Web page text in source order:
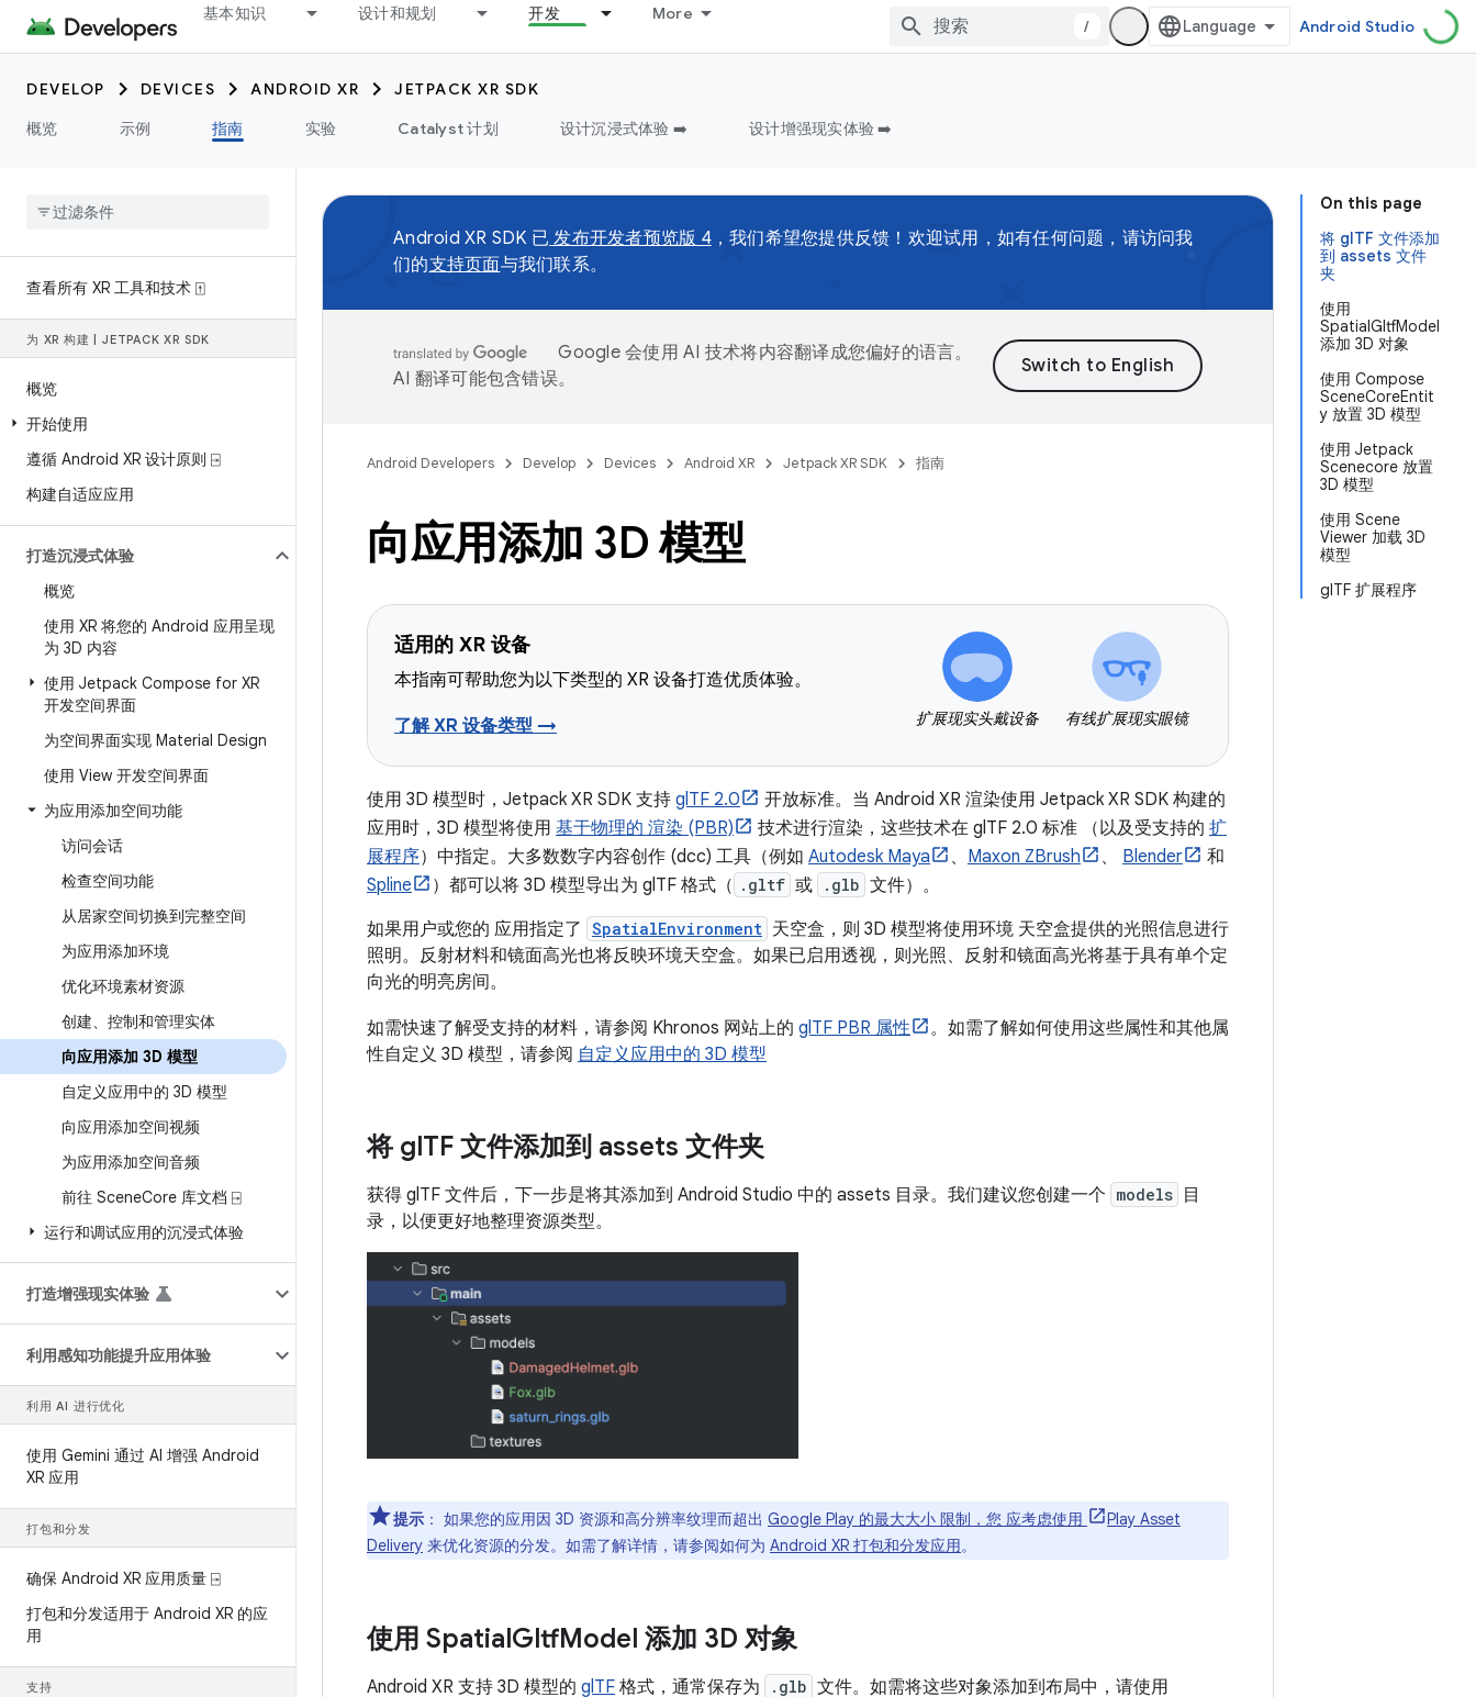
基本知识 设计和规划 开发 More
/ Android Studio
DEVELOP DEVICES ANDROID XR
JETPACK XR SDK
概览
示例 指南 实验 Catalyst 计划 设计沉浸式体验 ➡️ 设计增强现实体验 ➡️
查看所有 XR 工具和技术 ⍐
为 XR 构建 JETPACK XR SDK
概览
开始使用
遵循 Android XR 设计原则 ⍈
构建自适应应用
打造沉浸式体验
概览
使用 XR 将您的 Android 应用呈现
为 3D 内容
使用 Jetpack Compose for XR
开发空间界面
为空间界面实现 Material Design
使用 View 开发空间界面
为应用添加空间功能
访问会话
检查空间功能
从居家空间切换到完整空间
为应用添加环境
优化环境素材资源
创建、控制和管理实体
向应用添加 3D 模型
自定义应用中的 3D 模型
向应用添加空间视频
为应用添加空间音频
前往 SceneCore 库文档 ⍈
运行和调试应用的沉浸式体验
打造增强现实体验
利用感知功能提升应用体验
利用 AI 进行优化
使用 Gemini 通过 AI 增强 Android
XR 应用
打包和分发
确保 Android XR 应用质量 ⍈
打包和分发适用于 Android XR 的应
用
支持
On this page
将 glTF 文件添加
到 assets 文件
夹
使用
SpatialGltfModel
添加 3D 对象
使用 Compose
SceneCoreEntit
y 放置 3D 模型
使用 Jetpack
Scenecore 放置
3D 模型
使用 Scene
Viewer 加载 3D
模型
glTF 扩展程序
Android XR SDK 已 发布开发者预览版 4，我们希望您提供反馈！欢迎试用，如有任何问题，请访问我
们的支持页面与我们联系。
Google 会使用 AI 技术将内容翻译成您偏好的语言。
AI 翻译可能包含错误。
Android Developers Develop Devices Android XR Jetpack XR SDK 指南
向应用添加 3D 模型
适用的 XR 设备
本指南可帮助您为以下类型的 XR 设备打造优质体验。
了解 XR 设备类型 → 扩展现实头戴设备 有线扩展现实眼镜
使用 3D 模型时，Jetpack XR SDK 支持 glTF 2.0
开放标准。当 Android XR 渲染使用 Jetpack XR SDK 构建的
应用时，3D 模型将使用 基于物理的 渲染 (PBR) 技术进行渲染，这些技术在 glTF 2.0 标准 （以及受支持的 扩
展程序）中指定。大多数数字内容创作 (dcc) 工具（例如 Autodesk Maya 、 Maxon ZBrush 、 Blender
和
Spline
）都可以将 3D 模型导出为 glTF 格式（ .gltf 或 .glb 文件）。
如果用户或您的 应用指定了 SpatialEnvironment 天空盒，则 3D 模型将使用环境 天空盒提供的光照信息进行
照明。反射材料和镜面高光也将反映环境天空盒。如果已启用透视，则光照、反射和镜面高光将基于具有单个定
向光的明亮房间。
如需快速了解受支持的材料，请参阅 Khronos 网站上的 glTF PBR 属性
。如需了解如何使用这些属性和其他属
性自定义 3D 模型，请参阅 自定义应用中的 3D 模型
将 glTF 文件添加到 assets 文件夹
获得 glTF 文件后，下一步是将其添加到 Android Studio 中的 assets 目录。我们建议您创建一个 models
目
录，以便更好地整理资源类型。
提示 ： 如果您的应用因 3D 资源和高分辨率纹理而超出 Google Play 的最大大小 限制，您 应考虑使用
Play Asset
Delivery 来优化资源的分发。如需了解详情，请参阅如何为 Android XR 打包和分发应用。
使用 SpatialGltfModel 添加 3D 对象
Android XR 支持 3D 模型的 glTF 格式，通常保存为 .glb 文件。如需将这些对象添加到布局中，请使用